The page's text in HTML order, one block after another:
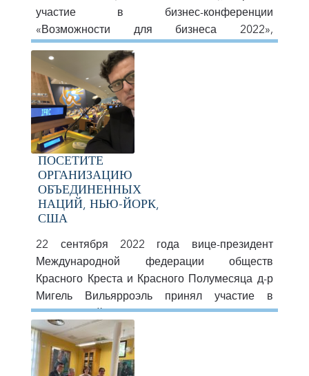
участие в бизнес-конференции
«Возможности для бизнеса 2022»,
(управляющий портфелем), членом Life
Invest, и с специальное приглашение Карлоса
Буэльваса (тренер по бизнесу и продажам)
ПОСЕТИТЕ
ОРГАНИЗАЦИЮ
ОБЪЕДИНЕННЫХ
НАЦИЙ, НЬЮ-ЙОРК,
США
22 сентября 2022 года вице-президент
Международной федерации обществ
Красного Креста и Красного Полумесяца д-р
Мигель Вильярроэль принял участие в
Генеральной Ассамблее Организации
Объединенных Наций в Нью-Йорке,
Соединенные Штаты Америки. Там можно
было выразить обязательные элементы,